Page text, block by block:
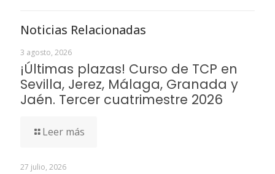
Noticias Relacionadas
3 agosto, 2026
¡Últimas plazas! Curso de TCP en
Sevilla, Jerez, Málaga, Granada y
Jaén. Tercer cuatrimestre 2026
Leer más
27 julio, 2026